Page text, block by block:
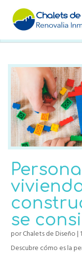
se
porChalets de Diseño |
Descubre cómo es la